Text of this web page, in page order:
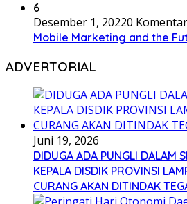
6
Desember 1, 20220 Komentar
Mobile Marketing and the
ADVERTORIAL
Juni 19, 2026
DIDUGA ADA PUNGLI DALAM
KEPALA DISDIK PROVINSI
CURANG AKAN DITINDAK